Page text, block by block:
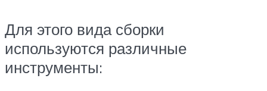
Для этого вида сборки
используются различные
инструменты: